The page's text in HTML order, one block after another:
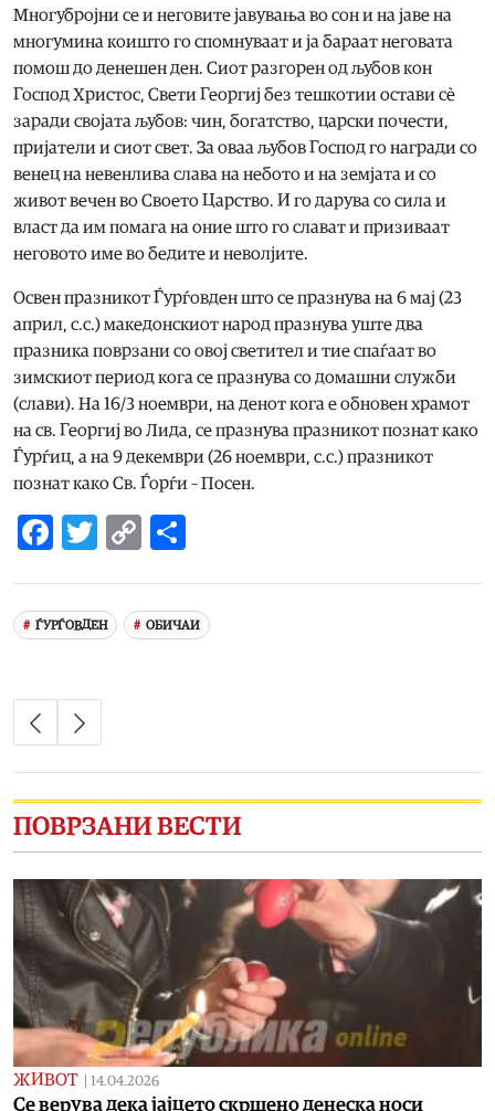
Многубројни се и неговите јавувања во сон и на јаве на
многумина коишто го спомнуваат и ја бараат неговата
помош до денешен ден. Сиот разгорен од љубов кон
Господ Христос, Свети Георгиј без тешкотии остави сѐ
заради својата љубов: чин, богатство, царски почести,
пријатели и сиот свет. За оваа љубов Господ го награди со
венец на невенлива слава на небото и на земјата и со
живот вечен во Своето Царство. И го дарува со сила и
власт да им помага на оние што го слават и призиваат
неговото име во бедите и неволјите.
Освен празникот Ѓурѓовден што се празнува на 6 мај (23
април, с.с.) македонскиот народ празнува уште два
празника поврзани со овој светител и тие спаѓаат во
зимскиот период кога се празнува со домашни служби
(слави). На 16/3 ноември, на денот кога е обновен храмот
на св. Георгиј во Лида, се празнува празникот познат како
Ѓурѓиц, а на 9 декември (26 ноември, с.с.) празникот
познат како Св. Ѓорѓи – Посен.
Facebook
Twitter
Copy
ЃУРЃОВДЕН ОБИЧАИ
ПОВРЗАНИ ВЕСТИ
ЖИВОТ 14.04.2026
Се верува дека јајцето скршено денеска носи